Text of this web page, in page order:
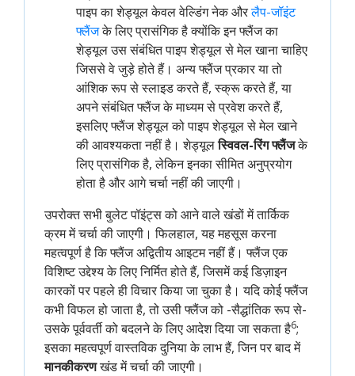
पाइप का शेड्यूल केवल वेल्डिंग नेक औरलैप-जॉइंट
फ्लैंजके लिए प्रासंगिक है क्योंकि इन फ्लैंज का
शेड्यूल उस संबंधित पाइप शेड्यूल से मेल खाना चाहिए
जिससे वे जुड़े होते हैं। अन्य फ्लैंज प्रकार या तो
आंशिक रूप से स्लाइड करते हैं, स्क्रू करते हैं, या
अपने संबंधित फ्लैंज के माध्यम से प्रवेश करते हैं,
इसलिए फ्लैंज शेड्यूल को पाइप शेड्यूल से मेल खाने
की आवश्यकता नहीं है। शेड्यूलस्विवल-रिंग फ्लैंजके
लिए प्रासंगिक है, लेकिन इनका सीमित अनुप्रयोग
होता है और आगे चर्चा नहीं की जाएगी।
उपरोक्त सभी बुलेट पॉइंट्स को आने वाले खंडों में तार्किक
क्रम में चर्चा की जाएगी। फिलहाल, यह महसूस करना
महत्वपूर्ण है कि फ्लैंज अद्वितीय आइटम नहीं हैं। फ्लैंज एक
विशिष्ट उद्देश्य के लिए निर्मित होते हैं, जिसमें कई डिज़ाइन
कारकों पर पहले ही विचार किया जा चुका है। यदि कोई फ्लैंज
कभी विफल हो जाता है, तो उसी फ्लैंज को -सैद्धांतिक रूप से-
उसके पूर्ववर्ती को बदलने के लिए आदेश दिया जा सकता है6;
इसका महत्वपूर्ण वास्तविक दुनिया के लाभ हैं, जिन पर बाद में
मानकीकरणखंड में चर्चा की जाएगी।